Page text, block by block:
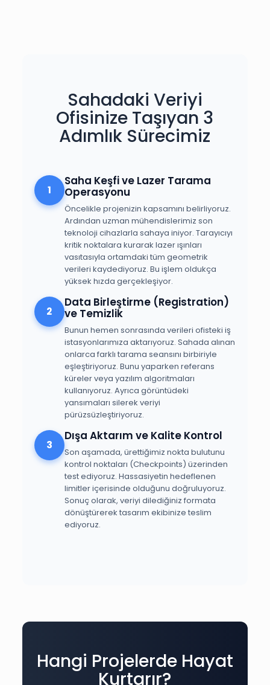
Sahadaki Veriyi
Ofisinize Taşıyan 3
Adımlık Sürecimiz
1
Saha Keşfi ve Lazer Tarama
Operasyonu
Öncelikle projenizin kapsamını belirliyoruz.
Ardından uzman mühendislerimiz son
teknoloji cihazlarla sahaya iniyor. Tarayıcıyı
kritik noktalara kurarak lazer ışınları
vasıtasıyla ortamdaki tüm geometrik
verileri kaydediyoruz. Bu işlem oldukça
yüksek hızda gerçekleşiyor.
2
Data Birleştirme (Registration)
ve Temizlik
Bunun hemen sonrasında verileri ofisteki iş
istasyonlarımıza aktarıyoruz. Sahada alınan
onlarca farklı tarama seansını birbiriyle
eşleştiriyoruz. Bunu yaparken referans
küreler veya yazılım algoritmaları
kullanıyoruz. Ayrıca görüntüdeki
yansımaları silerek veriyi
pürüzsüzleştiriyoruz.
3
Dışa Aktarım ve Kalite Kontrol
Son aşamada, ürettiğimiz nokta bulutunu
kontrol noktaları (Checkpoints) üzerinden
test ediyoruz. Hassasiyetin hedeflenen
limitler içerisinde olduğunu doğruluyoruz.
Sonuç olarak, veriyi dilediğiniz formata
dönüştürerek tasarım ekibinize teslim
ediyoruz.
Hangi Projelerde Hayat
Kurtarır?